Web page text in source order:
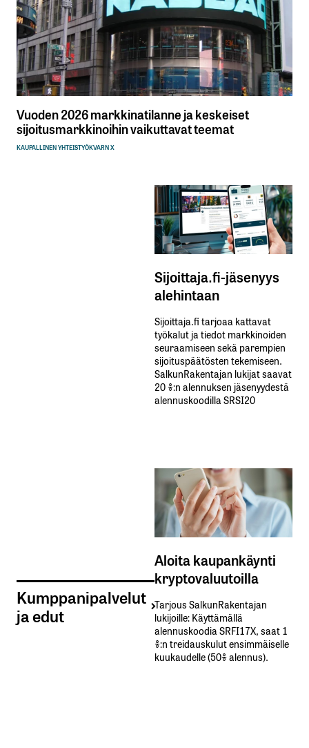
Vuoden 2026 markkinatilanne ja keskeiset
sijoitusmarkkinoihin vaikuttavat teemat
KAUPALLINEN YHTEISTYÖKVARN X
Kumppanipalvelut
ja edut
Sijoittaja.fi-jäsenyys
alehintaan
Sijoittaja.fi tarjoaa kattavat
työkalut ja tiedot markkinoiden
seuraamiseen sekä parempien
sijoituspäätösten tekemiseen.
SalkunRakentajan lukijat saavat
20 %:n alennuksen jäsenyydestä
alennuskoodilla SRSI20
Aloita kaupankäynti
kryptovaluutoilla
Tarjous SalkunRakentajan
lukijoille: Käyttämällä​ ​
alennuskoodia​ ​SRFI17X,​ ​saat​ ​1
%:n treidauskulut​ ​ensimmäiselle​ ​
kuukaudelle​ ​(50%​ ​alennus).